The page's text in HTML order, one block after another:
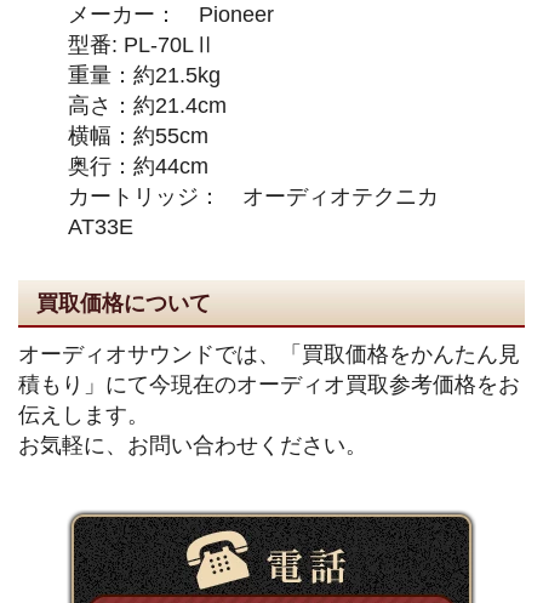
メーカー： Pioneer
型番: PL-70LⅡ
重量：約21.5kg
高さ：約21.4cm
横幅：約55cm
奥行：約44cm
カートリッジ： オーディオテクニカ
AT33E
買取価格について
オーディオサウンドでは、「買取価格をかんたん見
積もり」にて今現在のオーディオ買取参考価格をお
伝えします。
お気軽に、お問い合わせください。